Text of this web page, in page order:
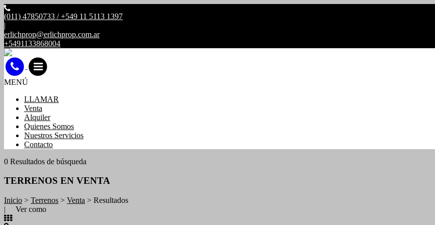
(011) 47850733 / +549 11 5113 1397
|
erlichprop@erlichprop.com.ar
+5491133868004
MENÚ
LLAMAR
Venta
Alquiler
Quienes Somos
Nuestros Servicios
Contacto
0 Resultados de búsqueda
TERRENOS EN VENTA
Inicio > Terrenos > Venta > Resultados
| Ver como